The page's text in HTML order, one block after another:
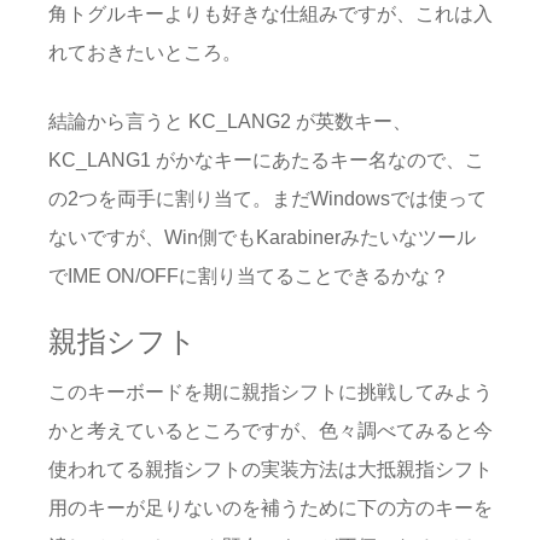
角トグルキーよりも好きな仕組みですが、これは入
れておきたいところ。
結論から言うと KC_LANG2 が英数キー、
KC_LANG1 がかなキーにあたるキー名なので、こ
の2つを両手に割り当て。まだWindowsでは使って
ないですが、Win側でもKarabinerみたいなツール
でIME ON/OFFに割り当てることできるかな？
親指シフト
このキーボードを期に親指シフトに挑戦してみよう
かと考えているところですが、色々調べてみると今
使われてる親指シフトの実装方法は大抵親指シフト
用のキーが足りないのを補うために下の方のキーを